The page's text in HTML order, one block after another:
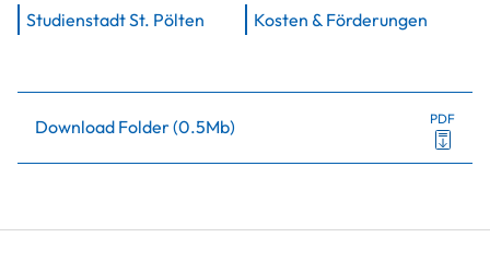
Studienstadt St. Pölten Kosten & Förderungen
Download Folder(0.5Mb) PDF